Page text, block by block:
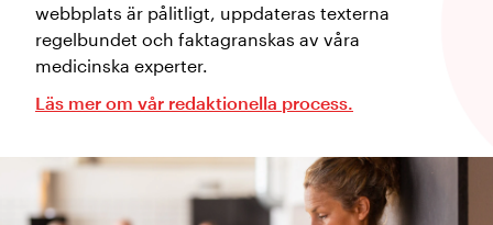
webbplats är pålitligt, uppdateras texterna
regelbundet och faktagranskas av våra
medicinska experter.
Läs mer om vår redaktionella process.